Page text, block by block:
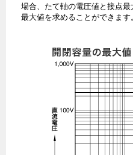
場合、たて軸の電圧値と接点
最大値を求めることができます